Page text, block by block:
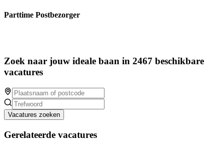
Parttime Postbezorger
Zoek naar jouw ideale baan in 2467 beschikbare
vacatures
Vacatures zoeken
Gerelateerde vacatures